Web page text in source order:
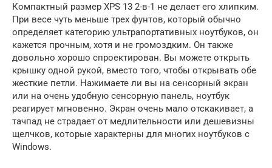
Компактный размер XPS 13 2-в-1 не делает его хлипким.
При весе чуть меньше трех фунтов, который обычно
определяет категорию ультрапортативных ноутбуков, он
кажется прочным, хотя и не громоздким. Он также
довольно хорошо спроектирован. Вы можете открыть
крышку одной рукой, вместо того, чтобы открывать обе
жесткие петли. Нажимаете ли вы на сенсорный экран
или на очень удобную сенсорную панель, ноутбук
реагирует мгновенно. Экран очень мало отскакивает, а
тачпад не страдает от медлительности или дешевизны
щелчков, которые характерны для многих ноутбуков с
Windows.